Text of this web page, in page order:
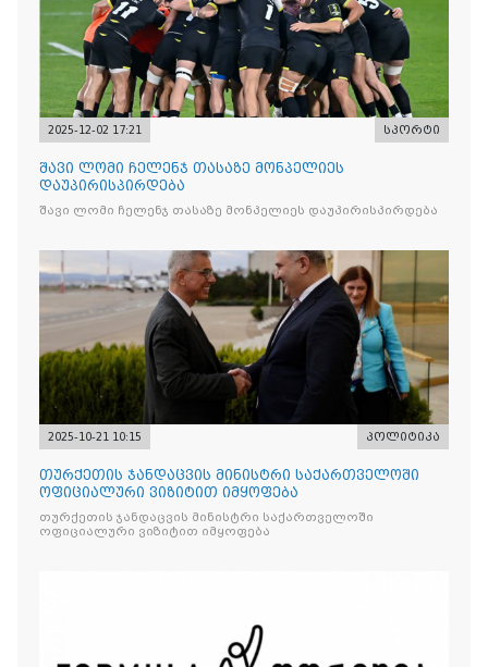
2025-12-02 17:21 სპორტი
შავი ლომი ჩელენჯ თასაზე მონპელიეს
დაუპირისპირდება
შავი ლომი ჩელენჯ თასაზე მონპელიეს დაუპირისპირდება
2025-10-21 10:15 პოლიტიკა
თურქეთის ჯანდაცვის მინისტრი საქართველოში
ოფიციალური ვიზიტით იმყოფება
თურქეთის ჯანდაცვის მინისტრი საქართველოში
ოფიციალური ვიზიტით იმყოფება